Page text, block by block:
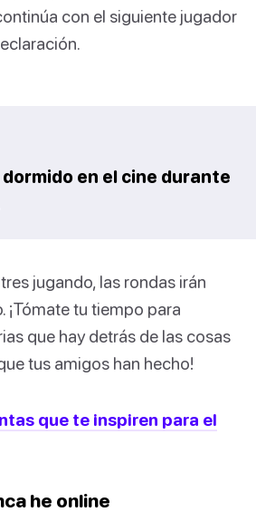
con el siguiente jugador
dormido en el cine durante
jugando, las rondas irán
¡Tómate tu tiempo para
que hay detrás de las cosas
tus amigos han hecho!
que te inspiren para el
he online